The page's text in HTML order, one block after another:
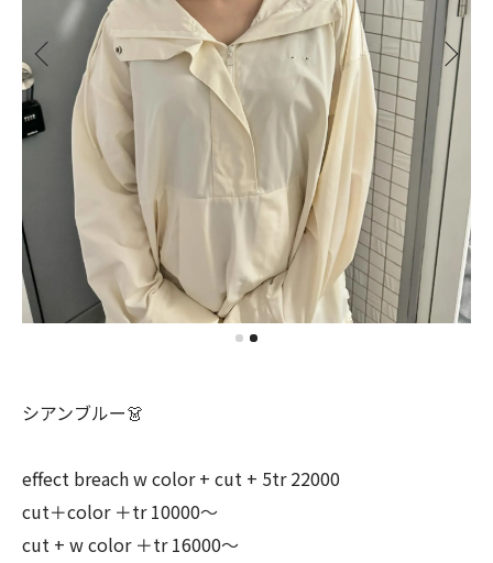
シアンブルー👗
effect breach w color + cut + 5tr 22000
cut＋color ＋tr 10000〜
cut + w color ＋tr 16000〜